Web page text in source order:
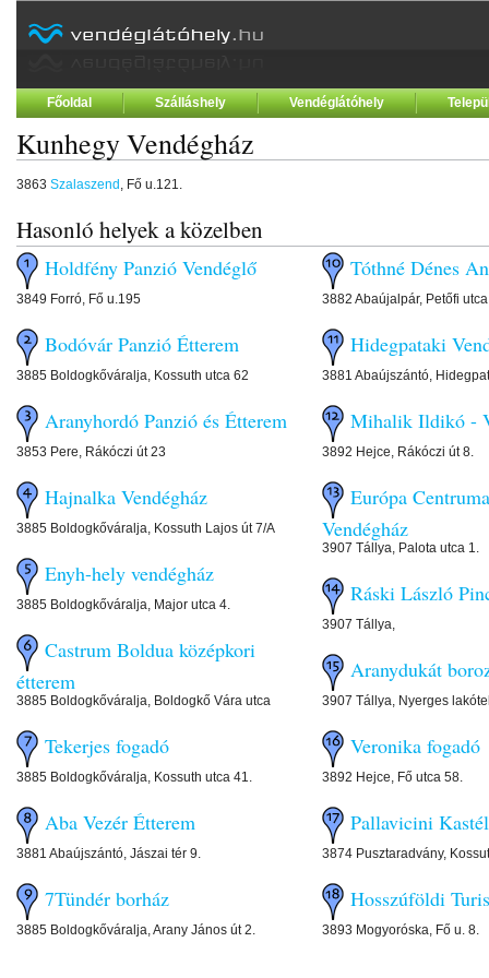
Főoldal Szálláshely Vendéglátóhely
Kunhegy Vendégház
3863 Szalaszend , Fő u.121.
Hasonló helyek a közelben
Holdfény Panzió Vendéglő
3849 Forró, Fő u.195
Bodóvár Panzió Étterem
3885 Boldogkőváralja, Kossuth utca 62
Aranyhordó Panzió és Étterem
3853 Pere, Rákóczi út 23
Hajnalka Vendégház
3885 Boldogkőváralja, Kossuth Lajos út 7/A
Enyh-hely vendégház
3885 Boldogkőváralja, Major utca 4.
Castrum Boldua középkori
étterem
3885 Boldogkőváralja, Boldogkő Vára utca
Tekerjes fogadó
3885 Boldogkőváralja, Kossuth utca 41.
Aba Vezér Étterem
3881 Abaújszántó, Jászai tér 9.
7Tündér borház
3885 Boldogkőváralja, Arany János út 2.
Tóthné Dénes
3882 Abaújalpár, Petőfi
Hidegpataki
3881 Abaújszántó,
Mihalik Ildikó -
3892 Hejce, Rákóczi út 8.
Európa
Vendégház
3907 Tállya, Palota utca 1.
Ráski László
3907 Tállya,
Aranydukát
3907 Tállya, Nyerges
Veronika fogadó
3892 Hejce, Fő utca 58.
Pallavicini
3874 Pusztaradvány,
Hosszúföldi
3893 Mogyoróska, Fő u. 8.